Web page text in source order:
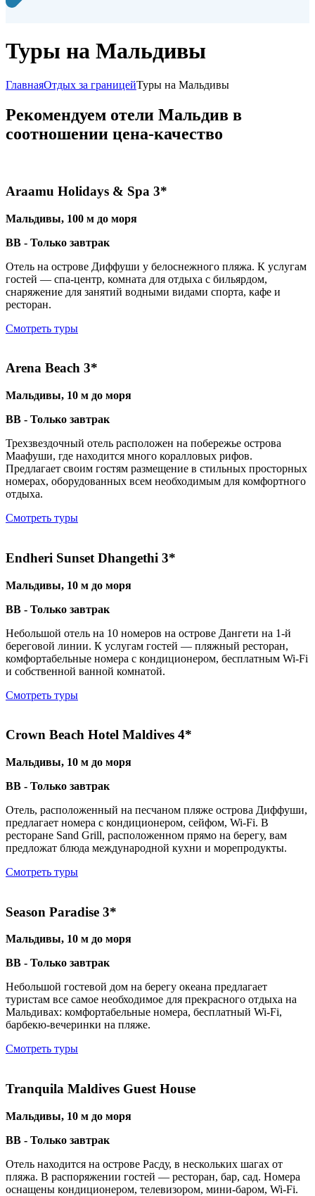
Туры на Мальдивы
ГлавнаяОтдых за границейТуры на Мальдивы
Рекомендуем отели Мальдив в
соотношении цена-качество
Araamu Holidays & Spa 3*
Мальдивы, 100 м до моря
BB - Только завтрак
Отель на острове Диффуши у белоснежного пляжа. К услугам
гостей — спа-центр, комната для отдыха с бильярдом,
снаряжение для занятий водными видами спорта, кафе и
ресторан.
Смотреть туры
Arena Beach 3*
Мальдивы, 10 м до моря
BB - Только завтрак
Трехзвездочный отель расположен на побережье острова
Маафуши, где находится много коралловых рифов.
Предлагает своим гостям размещение в стильных просторных
номерах, оборудованных всем необходимым для комфортного
отдыха.
Смотреть туры
Endheri Sunset Dhangethi 3*
Мальдивы, 10 м до моря
BB - Только завтрак
Небольшой отель на 10 номеров на острове Дангети на 1-й
береговой линии. К услугам гостей — пляжный ресторан,
комфортабельные номера с кондиционером, бесплатным Wi-Fi
и собственной ванной комнатой.
Смотреть туры
Crown Beach Hotel Maldives 4*
Мальдивы, 10 м до моря
BB - Только завтрак
Отель, расположенный на песчаном пляже острова Диффуши,
предлагает номера с кондиционером, сейфом, Wi-Fi. В
ресторане Sand Grill, расположенном прямо на берегу, вам
предложат блюда международной кухни и морепродукты.
Смотреть туры
Season Paradise 3*
Мальдивы, 10 м до моря
BB - Только завтрак
Небольшой гостевой дом на берегу океана предлагает
туристам все самое необходимое для прекрасного отдыха на
Мальдивах: комфортабельные номера, бесплатный Wi-Fi,
барбекю-вечеринки на пляже.
Смотреть туры
Tranquila Maldives Guest House
Мальдивы, 10 м до моря
BB - Только завтрак
Отель находится на острове Расду, в нескольких шагах от
пляжа. В распоряжении гостей — ресторан, бар, сад. Номера
оснащены кондиционером, телевизором, мини-баром, Wi-Fi.